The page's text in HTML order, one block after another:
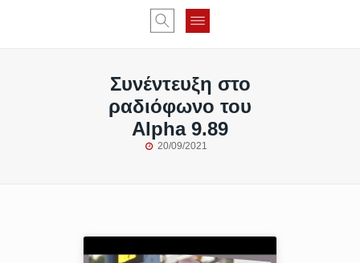
Συνέντευξη στο
ραδιόφωνο του
Alpha 9.89
20/09/2021